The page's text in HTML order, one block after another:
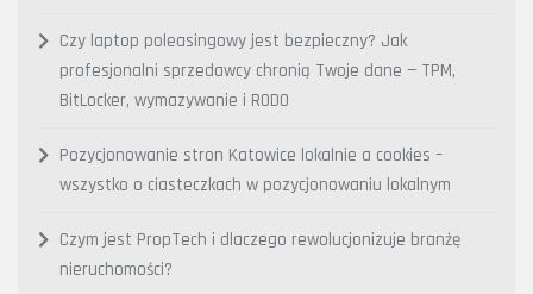
Czy laptop poleasingowy jest bezpieczny? Jak
profesjonalni sprzedawcy chronią Twoje dane — TPM,
BitLocker, wymazywanie i RODO
Pozycjonowanie stron Katowice lokalnie a cookies –
wszystko o ciasteczkach w pozycjonowaniu lokalnym
Czym jest PropTech i dlaczego rewolucjonizuje branżę
nieruchomości?